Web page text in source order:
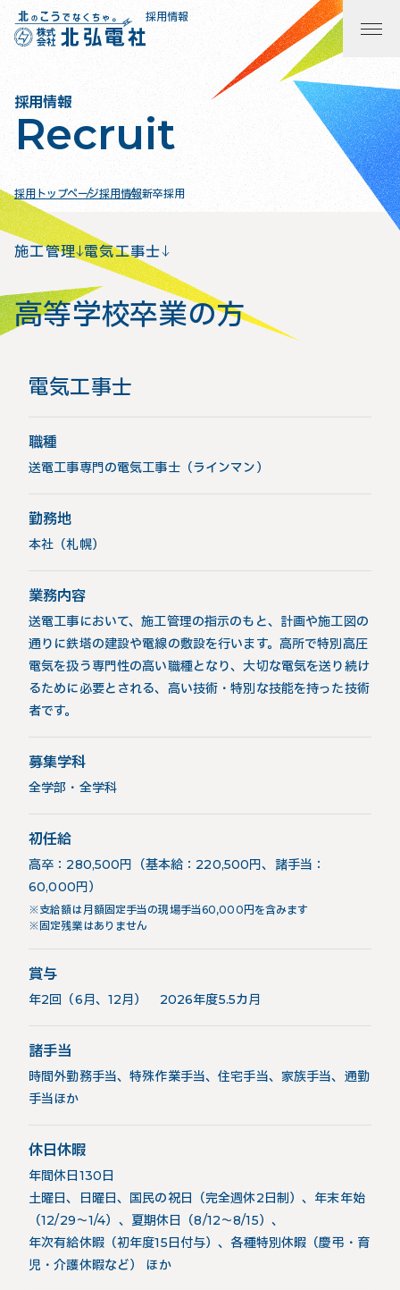
採用情報
採用情報
Recruit
採用トップページ採用情報新卒採用
施工管理 電気工事士
高等学校卒業の方
電気工事士
職種
送電工事専門の電気工事士（ラインマン）
勤務地
本社（札幌）
業務内容
送電工事において、施工管理の指示のもと、計画や施工図の
通りに鉄塔の建設や電線の敷設を行います。高所で特別高圧
電気を扱う専門性の高い職種となり、大切な電気を送り続け
るために必要とされる、高い技術・特別な技能を持った技術
者です。
募集学科
全学部・全学科
初任給
高卒：280,500円（基本給：220,500円、諸手当：
60,000円）
※支給額は月額固定手当の現場手当60,000円を含みます
※固定残業はありません
賞与
年2回（6月、12月） 2026年度5.5カ月
諸手当
時間外勤務手当、特殊作業手当、住宅手当、家族手当、通勤
手当ほか
休日休暇
年間休日130日
土曜日、日曜日、国民の祝日（完全週休2日制）、年末年始
（12/29～1/4）、夏期休日（8/12～8/15）、
年次有給休暇（初年度15日付与）、各種特別休暇（慶弔・育
児・介護休暇など） ほか